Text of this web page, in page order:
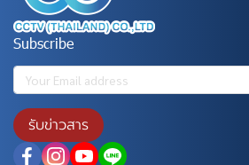
Subscribe
รับข่าวสาร